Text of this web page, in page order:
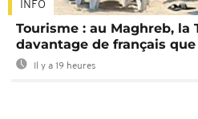
INFO
Tourisme : au Maghreb, la
davantage de français
Il y a 19 heures